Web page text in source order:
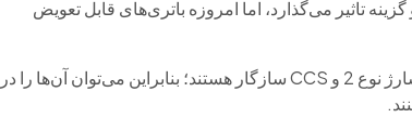
تاثیر می‌گذارد، اما امروزه باتری‌های قابل تعویض
هوی ژانگ، معاون NIO اروپا می‌گوید خودروهای NIO با استانداردهای شارژ نوع 2 و CCS سازگار هستند؛ بنابراین می‌توان آن‌ها را در